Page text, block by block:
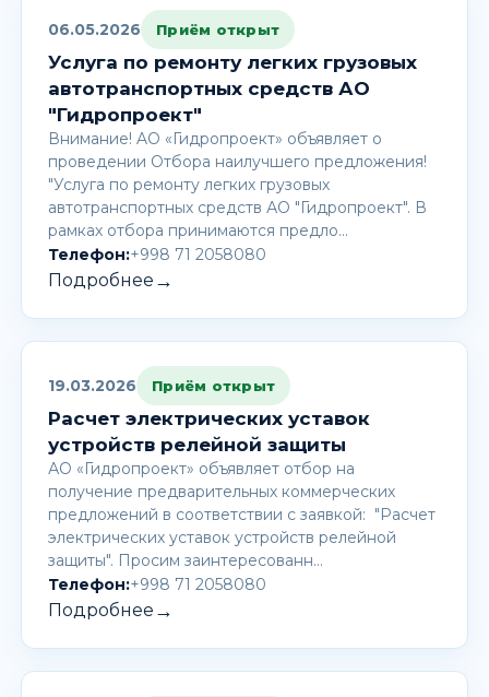
06.05.2026 Приём открыт
Услуга по ремонту легких грузовых
автотранспортных средств АО
"Гидропроект"
Внимание! AО «Гидропроект» объявляет о
проведении Отбора наилучшего предложения!
"Услуга по ремонту легких грузовых
автотранспортных средств АО "Гидропроект". В
рамках отбора принимаются предло…
Телефон:+998 71 2058080
Подробнее →
19.03.2026 Приём открыт
Расчет электрических уставок
устройств релейной защиты
АО «Гидропроект» объявляет отбор на
получение предварительных коммерческих
предложений в соответствии с заявкой: "Расчет
электрических уставок устройств релейной
защиты". Просим заинтересованн…
Телефон:+998 71 2058080
Подробнее →